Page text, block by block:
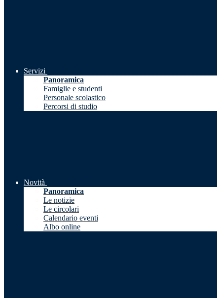
Servizi
Panoramica
Famiglie e studenti
Personale scolastico
Percorsi di studio
Novità
Panoramica
Le notizie
Le circolari
Calendario eventi
Albo online